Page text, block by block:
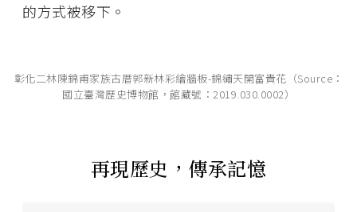
的方式被移下。
彰化二林陳錦甫家族古厝郭新林彩繪牆板-錦繡天開富貴花（Source：
國立臺灣歷史博物館，館藏號：2019.030.0002）
再現歷史，傳承記憶